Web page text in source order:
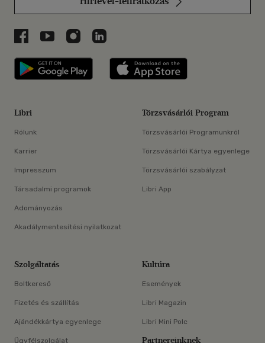
Libri a Facebookon
Libri a Youtube-on
Libri az Instagramon
Libri a LinkedInen
Libri applikáció Szerezd meg: Google
Libri
Rólunk
Karrier
Impresszum
Társadalmi programok
Adományozás
Akadálymentesítési nyilatkozat
Törzsvásárlói Program
Törzsvásárlói Programunkról
Törzsvásárlói Kártya egyenlege
Törzsvásárlói szabályzat
Libri App
Szolgáltatás
Boltkereső
Fizetés és szállítás
Ajándékkártya egyenlege
Ügyfélszolgálat
Kultúra
Események
Libri Magazin
Libri Mini Polc
Partnereinknek